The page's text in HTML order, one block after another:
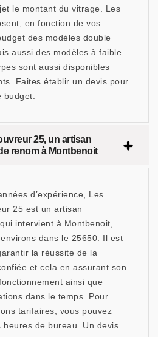
le montant du vitrage. Les
en fonction de vos
des modèles double
aussi des modèles à faible
sont aussi disponibles
Faites établir un devis pour
budget.
25, un artisan
renom à Montbenoit
d’expérience, Les
25 est un artisan
intervient à Montbenoit,
dans le 25650. Il est
la réussite de la
et cela en assurant son
ainsi que
dans le temps. Pour
tarifaires, vous pouvez
heures de bureau. Un devis